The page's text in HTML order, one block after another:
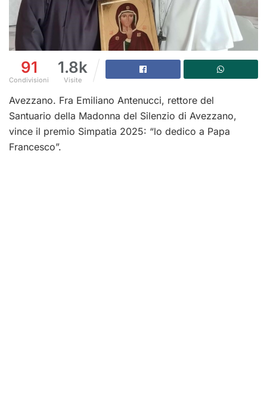
91
Condivisioni
1.8k
Visite
Avezzano. Fra Emiliano Antenucci, rettore del
Santuario della Madonna del Silenzio di Avezzano,
vince il premio Simpatia 2025: “lo dedico a Papa
Francesco”.